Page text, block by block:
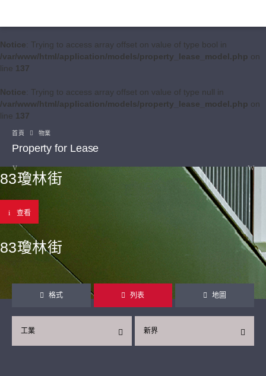
Notice: Trying to access array offset on value of type bool in
/var/www/html/application/models/property_lease_model.php on
line 137
Notice: Trying to access array offset on value of type null in
/var/www/html/application/models/property_lease_model.php on
line 137
首頁 物業
Property for Lease
83瓊林街
查看
83瓊林街
格式 列表 地圖
新界
工業